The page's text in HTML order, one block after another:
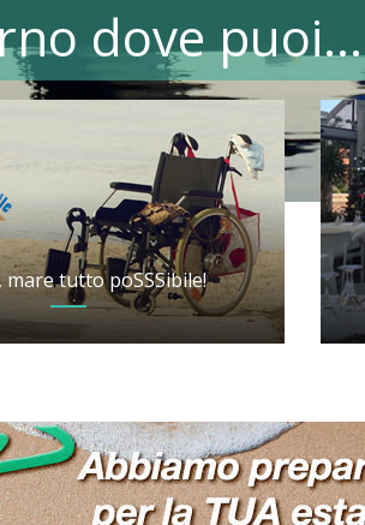
dove puoi...
7 9
mare tutto poSSSibile!